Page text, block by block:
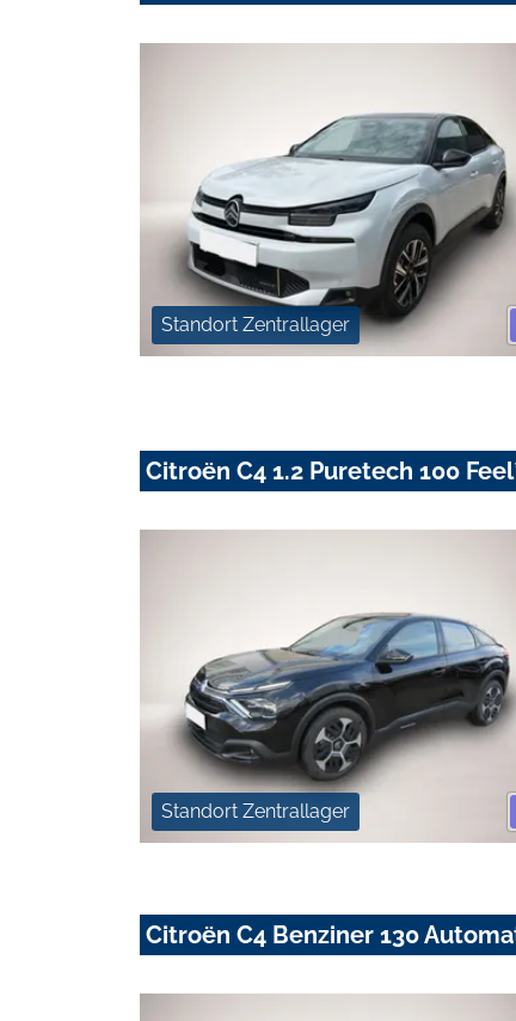
Standort Zentrallager
Citroën C4 1.2 Puretech 100
Standort Zentrallager
Citroën C4 Benziner 130